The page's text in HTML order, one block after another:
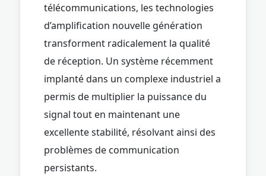
télécommunications, les technologies
d’amplification nouvelle génération
transforment radicalement la qualité
de réception. Un système récemment
implanté dans un complexe industriel a
permis de multiplier la puissance du
signal tout en maintenant une
excellente stabilité, résolvant ainsi des
problèmes de communication
persistants.